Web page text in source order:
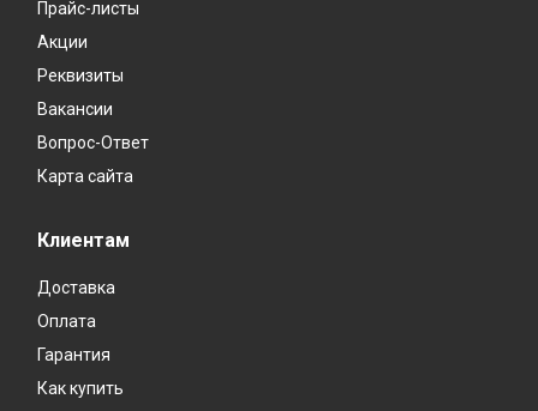
Прайс-листы
Акции
Реквизиты
Вакансии
Вопрос-Ответ
Карта сайта
Клиентам
Доставка
Оплата
Гарантия
Как купить